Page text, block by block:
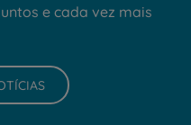
e cada vez mais